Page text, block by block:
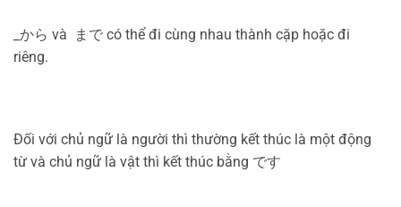
_から và まで có thể đi cùng nhau thành cặp hoặc đi
riêng.
Đối với chủ ngữ là người thì thường kết thúc là một động
từ và chủ ngữ là vật thì kết thúc bằng です